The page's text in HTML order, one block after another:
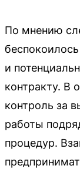
По мнению
и
контракту. В
контроль за
работы
процедур.